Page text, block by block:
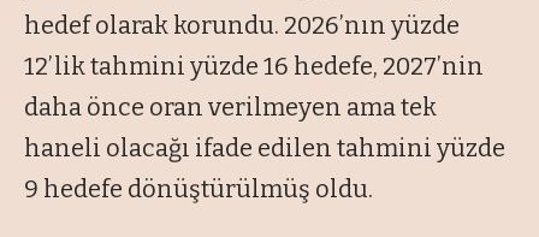
hedef olarak korundu. 2026’nın yüzde
12’lik tahmini yüzde 16 hedefe, 2027’nin
daha önce oran verilmeyen ama tek
haneli olacağı ifade edilen tahmini yüzde
9 hedefe dönüştürülmüş oldu.